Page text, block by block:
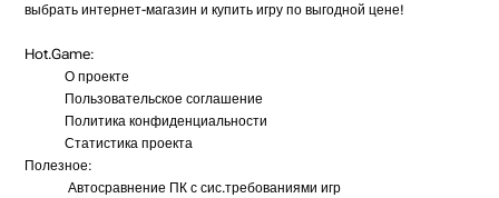
выбрать интернет-магазин и купить игру по выгодной цене!
Hot.Game:
О проекте
Пользовательское соглашение
Политика конфиденциальности
Статистика проекта
Полезное:
Автосравнение ПК с сис.требованиями игр